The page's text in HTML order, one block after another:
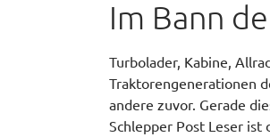
Im Bann
Turbolader, Kabine,
Traktorengenerationen
andere zuvor. Gerade
Schlepper Post Leser ist